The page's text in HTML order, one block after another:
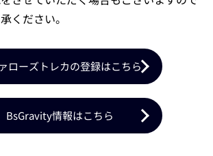
ください。
ローズトレカの登録はこちら
BsGravity情報はこちら